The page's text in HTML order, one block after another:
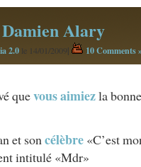
Alary
2.0 le 14/01/2009| 10 Comments
quevous aimiezla
et soncélèbre «C’est
intitulé «Mdr»